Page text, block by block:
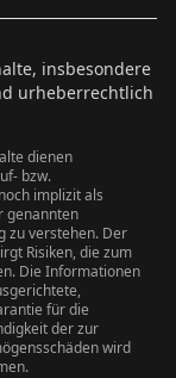
insbesondere
urheberrechtlich
dienen
bzw.
implizit als
genannten
zu verstehen. Der
Risiken, die zum
Die Informationen
für die
der zur
wird